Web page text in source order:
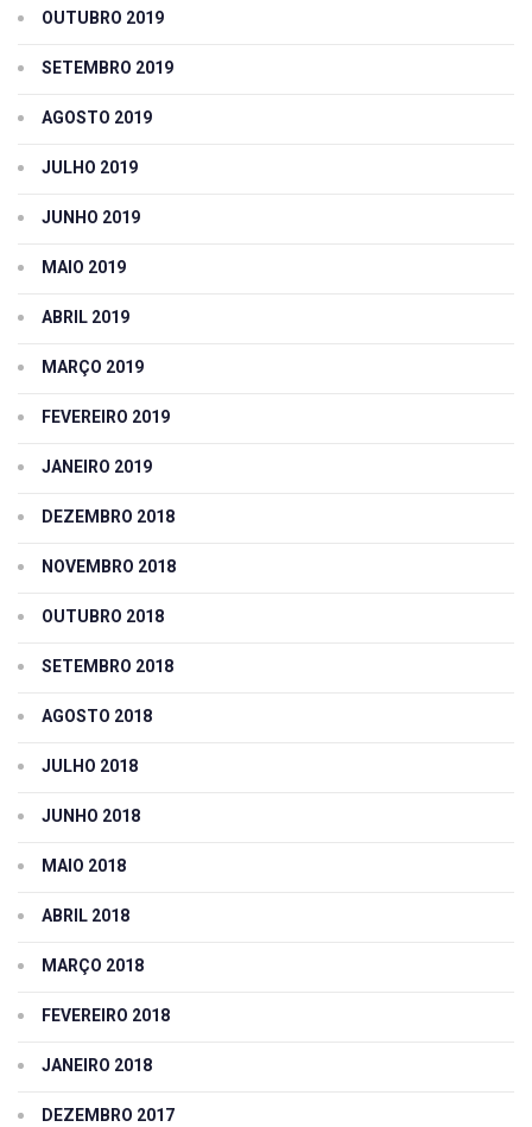
OUTUBRO 2019
SETEMBRO 2019
AGOSTO 2019
JULHO 2019
JUNHO 2019
MAIO 2019
ABRIL 2019
MARÇO 2019
FEVEREIRO 2019
JANEIRO 2019
DEZEMBRO 2018
NOVEMBRO 2018
OUTUBRO 2018
SETEMBRO 2018
AGOSTO 2018
JULHO 2018
JUNHO 2018
MAIO 2018
ABRIL 2018
MARÇO 2018
FEVEREIRO 2018
JANEIRO 2018
DEZEMBRO 2017